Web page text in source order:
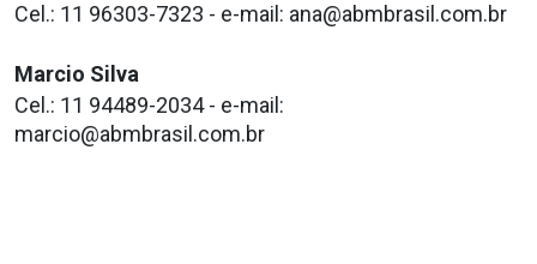
Cel.: 11 96303-7323 - e-mail: ana@abmbrasil.com.br
Marcio Silva
Cel.: 11 94489-2034 - e-mail:
marcio@abmbrasil.com.br